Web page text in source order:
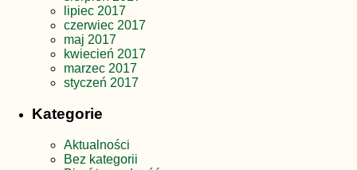
lipiec 2017
czerwiec 2017
maj 2017
kwiecień 2017
marzec 2017
styczeń 2017
Kategorie
Aktualności
Bez kategorii